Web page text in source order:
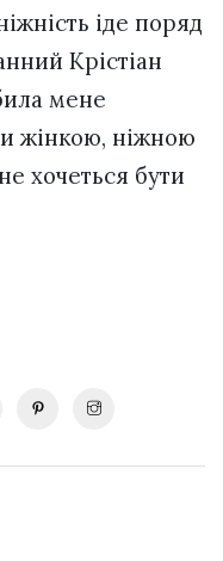
іде поряд
Крістіан
мене
жінкою, ніжною
хочеться бути